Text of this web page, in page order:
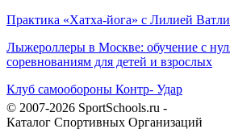
Практика «Хатха-йога» с Лилией
Лыжероллеры в Москве: обучение с
соревнованиям для детей и взрослых
Клуб самообороны Контр- Удар
© 2007-2026 SportSchools.ru -
Каталог Спортивных Организаций